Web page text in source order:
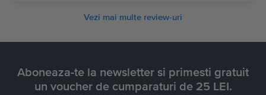
Vezi mai multe review-uri
Aboneaza-te la newsletter si primesti gratuit
un voucher de cumparaturi de 25 LEI.